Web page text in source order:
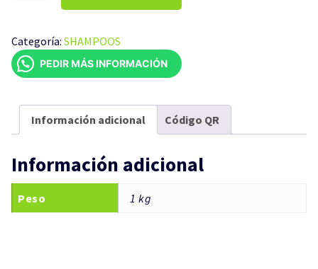
1
LITRO
cantidad
Categoría: SHAMPOOS
PEDIR MÁS INFORMACIÓN
Información adicional Código QR
Información adicional
Peso 1 kg